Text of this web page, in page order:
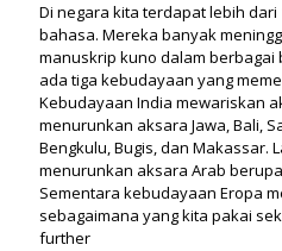
Di negara kita terdapat lebih dari
bahasa. Mereka banyak
manuskrip kuno dalam berbagai
ada tiga kebudayaan yang
Kebudayaan India mewariskan
menurunkan aksara Jawa, Bali,
Bengkulu, Bugis, dan Makassar.
menurunkan aksara Arab berupa
Sementara kebudayaan Eropa
sebagaimana yang kita pakai
further